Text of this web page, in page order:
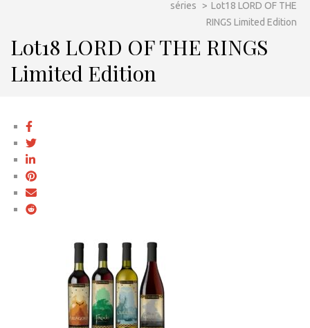
séries
> Lot18 LORD OF THE
RINGS Limited Edition
Lot18 LORD OF THE RINGS
Limited Edition